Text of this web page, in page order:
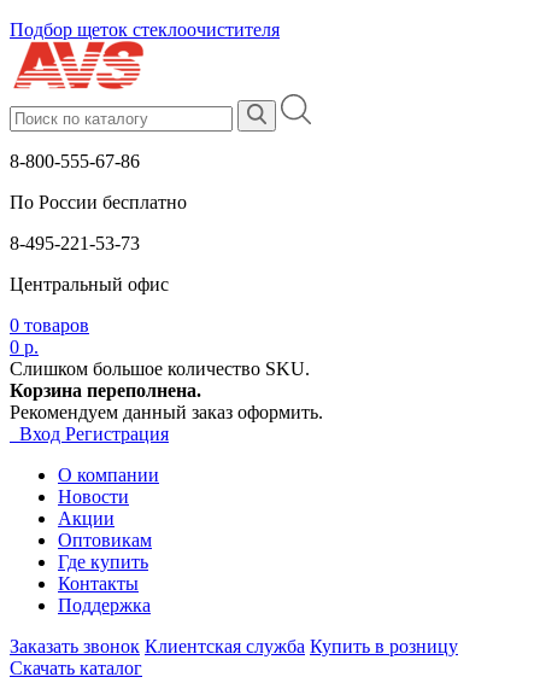
Подбор щеток стеклоочистителя
8-800-555-67-86
По России бесплатно
8-495-221-53-73
Центральный офис
0 товаров
0 р.
Слишком большое количество SKU.
Корзина переполнена.
Рекомендуем данный заказ оформить.
Вход Регистрация
О компании
Новости
Акции
Оптовикам
Где купить
Контакты
Поддержка
Заказать звонок Клиентская служба Купить в розницу
Скачать каталог